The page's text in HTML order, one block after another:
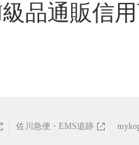
品通販信
佐川急便・EMS追跡